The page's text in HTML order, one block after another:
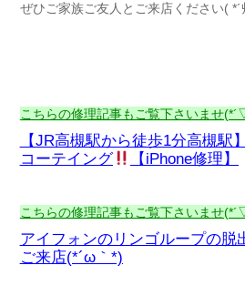
ぜひご家族ご友人とご来店ください( *´
こちらの修理記事もご覧下さいませ
【JR高槻駅から徒歩1分高槻駅
コーテイング
【iPhone修理】
こちらの修理記事もご覧下さいませ
アイフォンのリンゴループの脱
ご来店(*´ω｀*)